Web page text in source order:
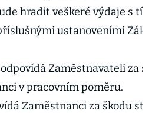
hradit veškeré výdaje s tím
ustanoveními
Zaměstnavateli za
v pracovním poměru.
Zaměstnanci za škodu